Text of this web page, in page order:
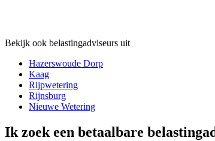
Bekijk ook belastingadviseurs uit
Hazerswoude Dorp
Kaag
Rijpwetering
Rijnsburg
Nieuwe Wetering
Ik zoek een betaalbare